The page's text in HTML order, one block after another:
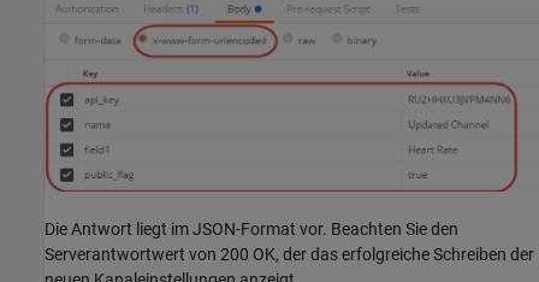
Die Antwort liegt im JSON-Format vor. Beachten Sie den
Serverantwortwert von 200 OK, der das erfolgreiche Schreiben der